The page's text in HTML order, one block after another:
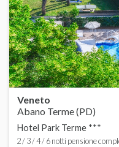
Veneto
Abano Terme (PD)
Hotel Park Terme ***
2 / 3 / 4 / 6 notti pensione